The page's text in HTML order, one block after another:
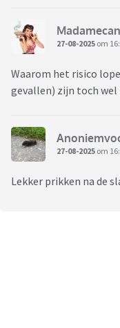
27-08-2025 om
Waarom het risico
gevallen) zijn toch wel
27-08-2025 om
Lekker prikken na de